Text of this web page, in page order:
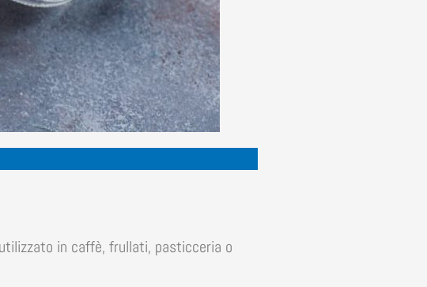
in caffè, frullati, pasticceria o